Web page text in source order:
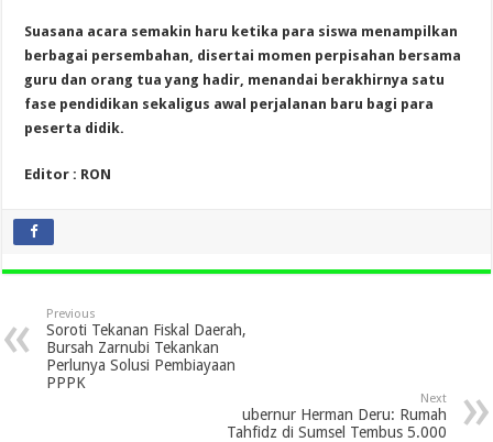
Suasana acara semakin haru ketika para siswa menampilkan
berbagai persembahan, disertai momen perpisahan bersama
guru dan orang tua yang hadir, menandai berakhirnya satu
fase pendidikan sekaligus awal perjalanan baru bagi para
peserta didik.
Editor : RON
Previous
Soroti Tekanan Fiskal Daerah,
Bursah Zarnubi Tekankan
Perlunya Solusi Pembiayaan
PPPK
Next
ubernur Herman Deru: Rumah
Tahfidz di Sumsel Tembus 5.000